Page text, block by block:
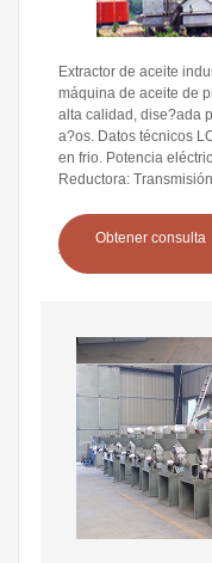
Extractor de aceite
máquina de aceite de
alta calidad, dise?ada
a?os. Datos técnicos
en frio. Potencia
Reductora:
Obtener consulta